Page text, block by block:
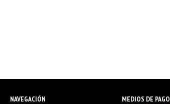
NAVEGACIÓN
MEDIOS DE PAGO